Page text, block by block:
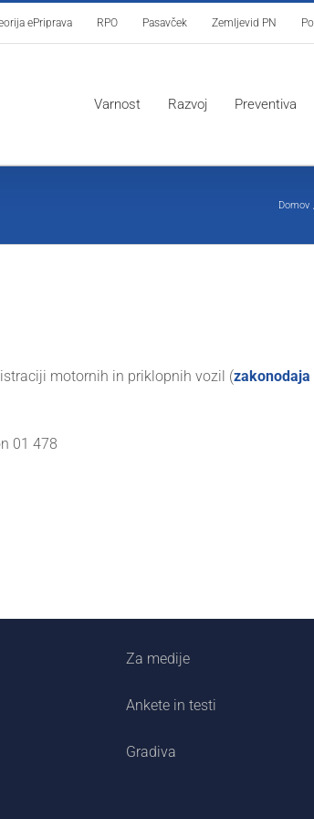
ePriprava RPO Pasavček Zemljevid PN
Varnost Razvoj Preventiva
Domov
motornih in priklopnih vozil (zakonodaja
01 478
Za medije
Ankete in testi
Gradiva